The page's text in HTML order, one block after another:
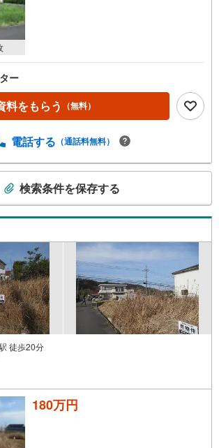
ー
料をもらう （無料）
電話する （通話料無料）
検索条件を保存する
徒歩20分
180万円